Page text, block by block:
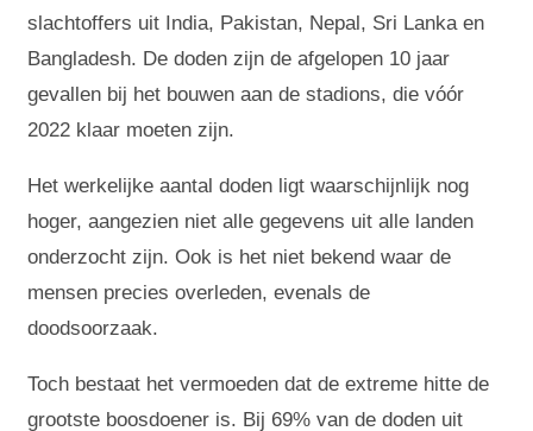
slachtoffers uit India, Pakistan, Nepal, Sri Lanka en
Bangladesh. De doden zijn de afgelopen 10 jaar
gevallen bij het bouwen aan de stadions, die vóór
2022 klaar moeten zijn.
Het werkelijke aantal doden ligt waarschijnlijk nog
hoger, aangezien niet alle gegevens uit alle landen
onderzocht zijn. Ook is het niet bekend waar de
mensen precies overleden, evenals de
doodsoorzaak.
Toch bestaat het vermoeden dat de extreme hitte de
grootste boosdoener is. Bij 69% van de doden uit